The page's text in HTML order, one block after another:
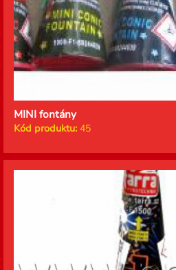
MINI fontány
Kód produktu: 45